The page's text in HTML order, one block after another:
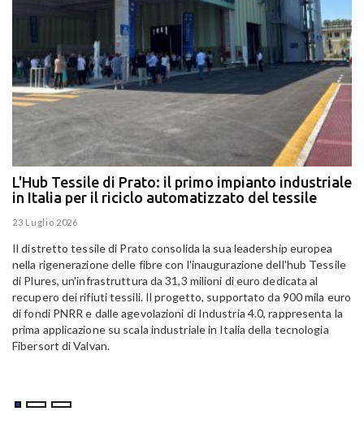
L'Hub Tessile di Prato: il primo impianto industriale
in Italia per il riciclo automatizzato del tessile
23 Luglio 2026
Il distretto tessile di Prato consolida la sua leadership europea
nella rigenerazione delle fibre con l'inaugurazione dell'hub Tessile
di Plures, un'infrastruttura da 31,3 milioni di euro dedicata al
recupero dei rifiuti tessili. Il progetto, supportato da 900 mila euro
di fondi PNRR e dalle agevolazioni di Industria 4.0, rappresenta la
prima applicazione su scala industriale in Italia della tecnologia
Fibersort di Valvan.